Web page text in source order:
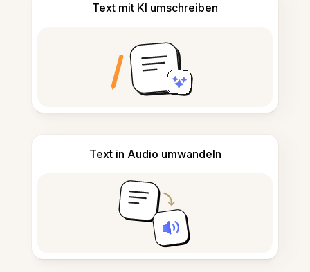
Text mit KI umschreiben
Text in Audio umwandeln